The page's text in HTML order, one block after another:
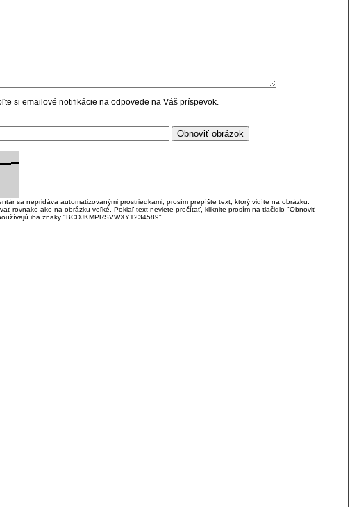
si emailové notifikácie na odpovede na Váš príspevok.
sa nepridáva automatizovanými prostriedkami, prosím prepíšte text, ktorý vidíte na obrázku.
rovnako ako na obrázku veľké. Pokiaľ text neviete prečítať, kliknite prosím na tlačidlo "Obnoviť
iba znaky "BCDJKMPRSVWXY1234589".